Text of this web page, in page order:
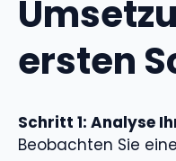
ersten
Schritt 1: Analyse
Beobachten Sie